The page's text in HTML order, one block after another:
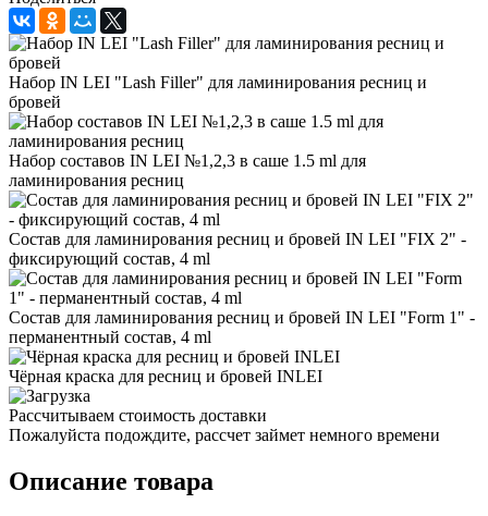
Набор IN LEI "Lash Filler" для ламинирования ресниц и
бровей
Набор составов IN LEI №1,2,3 в саше 1.5 ml для
ламинирования ресниц
Состав для ламинирования ресниц и бровей IN LEI "FIX 2" -
фиксирующий состав, 4 ml
Состав для ламинирования ресниц и бровей IN LEI "Form 1" -
перманентный состав, 4 ml
Чёрная краска для ресниц и бровей INLEI
Рассчитываем стоимость доставки
Пожалуйста подождите, рассчет займет немного времени
Описание товара